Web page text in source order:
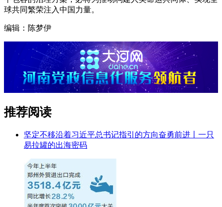
球共同繁荣注入中国力量。
编辑：陈梦伊
推荐阅读
坚定不移沿着习近平总书记指引的方向奋勇前进丨一只
易拉罐的出海密码